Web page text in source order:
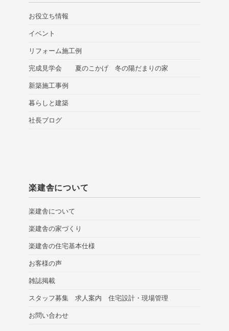
お役立ち情報
イベント
リフォーム施工例
完成見学会 夏のこかげ 冬の陽だまりの家
新築施工事例
暮らしと建築
社長ブログ
楽建舎について
楽建舎について
楽建舎の家づくり
楽建舎の住宅基本仕様
お客様の声
雑誌掲載
スタッフ募集 求人案内 住宅設計・現場管理
お問い合わせ